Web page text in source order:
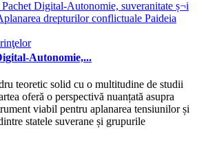
Autonomie,...
teoretic solid cu o multitudine de studii
oferă o perspectivă nuanțată asupra
viabil pentru aplanarea tensiunilor și
statele suverane și grupurile